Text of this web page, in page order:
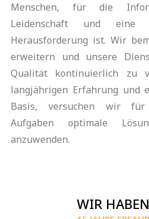
Menschen, für die
Leidenschaft und eine
Herausforderung ist. Wir
erweitern und unsere
Qualität kontinuierlich zu
langjährigen Erfahrung und
Basis, versuchen wir für
Aufgaben optimale
anzuwenden.
WIR